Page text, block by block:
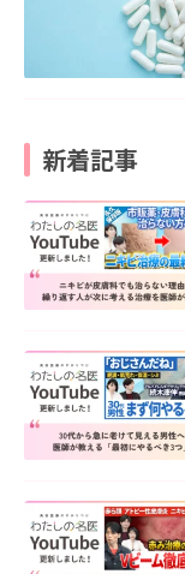
新着記事